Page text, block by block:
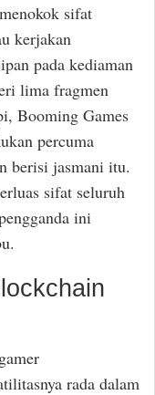
sifat
kerjakan
pada kediaman
lima fragmen
Booming Games
percuma
berisi jasmani itu.
sifat seluruh
ini
rada dalam